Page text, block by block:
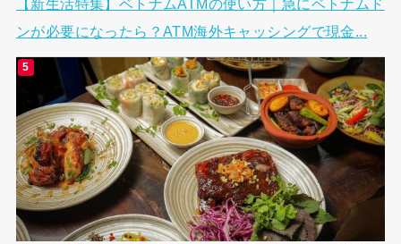
【新生活特集】ベトナムATMの使い方｜急にベトナムド
ンが必要になったら？ATM海外キャッシングで現金...